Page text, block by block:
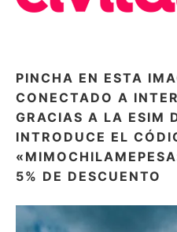
PINCHA EN ESTA
CONECTADO A
GRACIAS A LA ESIM
INTRODUCE EL
5% DE DESCUENTO